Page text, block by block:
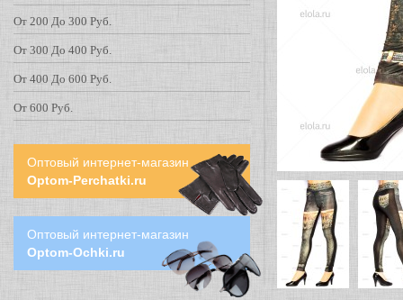
От 200 До 300 Руб.
От 300 До 400 Руб.
От 400 До 600 Руб.
От 600 Руб.
Оптовый интернет-магазин
Optom-Perchatki.ru
Оптовый интернет-магазин
Optom-Ochki.ru